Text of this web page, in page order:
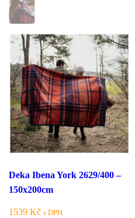
Deka Ibena York 2629/400 –
150x200cm
1539 Kč s DPH